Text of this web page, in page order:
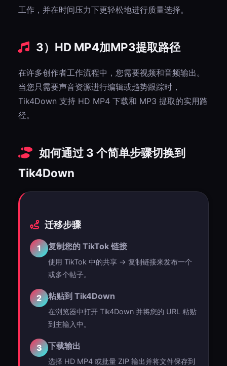
工作，并在时间压力下更轻松地进行质量选择。
3）HD MP4加MP3提取路径
在许多创作者工作流程中，您需要视频和音频输出。
当您只需要声音资源进行编辑或趋势跟踪时，
Tik4Down 支持 HD MP4 下载和 MP3 提取的实用路
径。
如何通过 3 个简单步骤切换到
Tik4Down
迁移步骤
1 复制您的 TikTok 链接
使用 TikTok 中的共享 → 复制链接来发布一个
或多个帖子。
2 粘贴到 Tik4Down
在浏览器中打开 Tik4Down 并将您的 URL 粘贴
到主输入中。
3 下载输出
选择 HD MP4 或批量 ZIP 输出并将文件保存到